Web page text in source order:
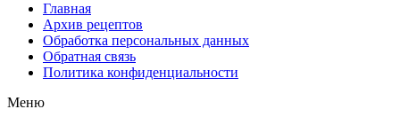
Главная
Архив рецептов
Обработка персональных данных
Обратная связь
Политика конфиденциальности
Меню